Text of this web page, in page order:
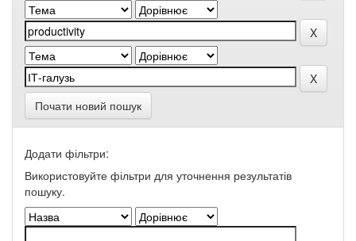
Почати новий пошук
Додати фільтри:
Використовуйте фільтри для уточнення результатів
пошуку.